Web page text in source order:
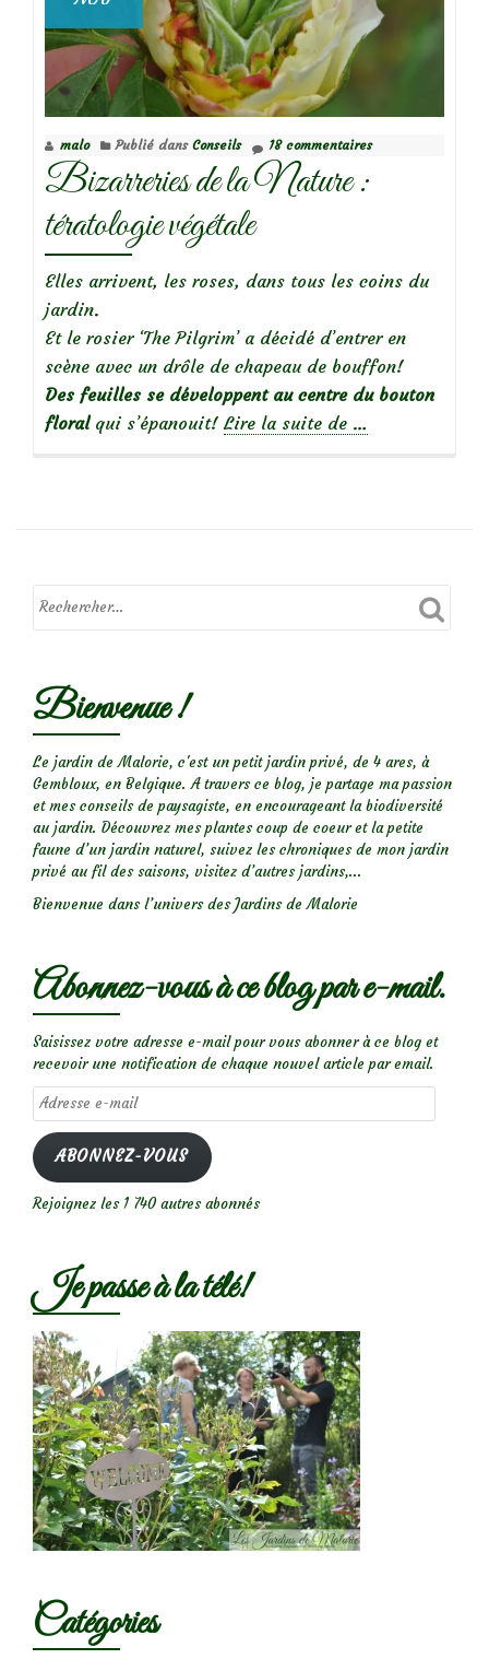
malo Publié dans Conseils 18 commentaires
Bizarreries de la Nature :
tératologie végétale
Elles arrivent, les roses, dans tous les coins du
jardin.
Et le rosier ‘The Pilgrim’ a décidé d’entrer en
scène avec un drôle de chapeau de bouffon!
Des feuilles se développent au centre du bouton
floralqui s’épanouit! Lire la suite de
la
:
tératologie
…
Bienvenue !
Le jardin de Malorie, c'est un petit jardin privé, de 4 ares, à
Gembloux, en Belgique. A travers ce blog, je partage ma passion
et mes conseils de paysagiste, en encourageant la biodiversité
au jardin. Découvrez mes plantes coup de coeur et la petite
faune d’un jardin naturel, suivez les chroniques de mon jardin
privé au fil des saisons, visitez d’autres jardins,...
Bienvenue dans l’univers des Jardins de Malorie
Abonnez-vous à ce blog par e-mail.
Saisissez votre adresse e-mail pour vous abonner à ce blog et
recevoir une notification de chaque nouvel article par email.
Adresse
e-
mail
ABONNEZ-VOUS
Rejoignez les 1 740 autres abonnés
Je passe à la télé!
Catégories